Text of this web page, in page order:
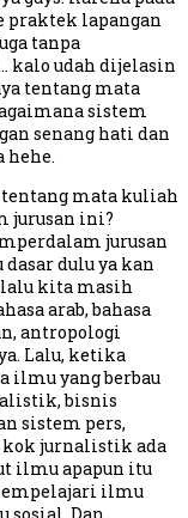
praktek lapangan
tanpa
kalo udah dijelasin
tentang mata
sistem
senang hati dan
hehe.
mata kuliah
jurusan ini?
jurusan
dulu ya kan
lalu kita masih
arab, bahasa
antropologi
Lalu, ketika
ilmu yang berbau
bisnis
sistem pers,
kok jurnalistik ada
ilmu apapun itu
ilmu